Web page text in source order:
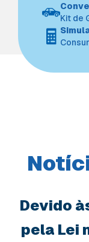
Kit de
Devido
pela Lei